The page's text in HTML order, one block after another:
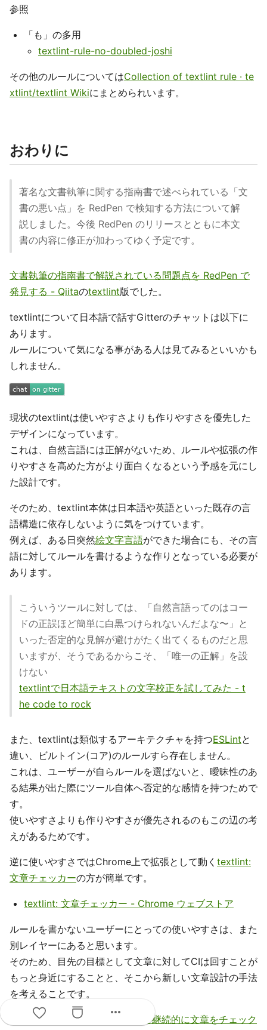
参照
「も」の多用
textlint-rule-no-doubled-joshi
その他のルールについてはCollection of textlint rule · te
xtlint/textlint Wikiにまとめられいます。
おわりに
著名な文書執筆に関する指南書で述べられている「文
書の悪い点」を RedPen で検知する方法について解
説しました。今後 RedPen のリリースとともに本文
書の内容に修正が加わってゆく予定です。
文書執筆の指南書で解説されている問題点を RedPen で
発見する - Qiitaのtextlint版でした。
textlintについて日本語で話すGitterのチャットは以下に
あります。
ルールについて気になる事がある人は見てみるといいかも
しれません。
現状のtextlintは使いやすさよりも作りやすさを優先した
デザインになっています。
これは、自然言語には正解がないため、ルールや拡張の作
りやすさを高めた方がより面白くなるという予感を元にし
た設計です。
そのため、textlint本体は日本語や英語といった既存の言
語構造に依存しないように気をつけています。
例えば、ある日突然絵文字言語ができた場合にも、その言
語に対してルールを書けるような作りとなっている必要が
あります。
こういうツールに対しては、「自然言語ってのはコー
ドの正誤ほど簡単に白黒つけられないんだよな〜」と
いった否定的な見解が避けがたく出てくるものだと思
いますが、そうであるからこそ、「唯一の正解」を設
けない
textlintで日本語テキストの文字校正を試してみた - t
he code to rock
また、textlintは類似するアーキテクチャを持つESLintと
違い、ビルトイン(コア)のルールすら存在しません。
これは、ユーザーが自らルールを選ばないと、曖昧性のあ
る結果が出た際にツール自体へ否定的な感情を持つためで
す。
使いやすさよりも作りやすさが優先されるのもこの辺の考
えがあるためです。
逆に使いやすさではChrome上で拡張として動く textlint:
文章チェッカーの方が簡単です。
textlint: 文章チェッカー - Chrome ウェブストア
ルールを書かないユーザーにとっての使いやすさは、また
別レイヤーにあると思います。
そのため、目先の目標として文章に対してCIは回すことが
もっと身近にすることと、そこから新しい文章設計の手法
を考えることです。
textlintをTravis CIで動かして継続的に文章をチェック
more_horiz